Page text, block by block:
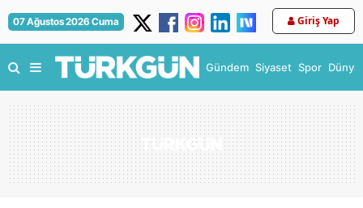
07 Ağustos 2026 Cuma Giriş Yap
Gündem Siyaset Spor Dünya